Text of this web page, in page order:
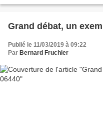
Grand débat, un
Publié le 11/03/2019 à 09:22
Par Bernard Fruchier